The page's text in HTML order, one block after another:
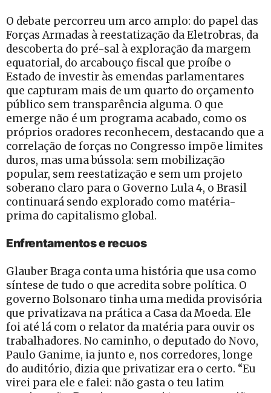
O debate percorreu um arco amplo: do papel das
Forças Armadas à reestatização da Eletrobras, da
descoberta do pré-sal à exploração da margem
equatorial, do arcabouço fiscal que proíbe o
Estado de investir às emendas parlamentares
que capturam mais de um quarto do orçamento
público sem transparência alguma. O que
emerge não é um programa acabado, como os
próprios oradores reconhecem, destacando que a
correlação de forças no Congresso impõe limites
duros, mas uma bússola: sem mobilização
popular, sem reestatização e sem um projeto
soberano claro para o Governo Lula 4, o Brasil
continuará sendo explorado como matéria-
prima do capitalismo global.
Enfrentamentos e recuos
Glauber Braga conta uma história que usa como
síntese de tudo o que acredita sobre política. O
governo Bolsonaro tinha uma medida provisória
que privatizava na prática a Casa da Moeda. Ele
foi até lá com o relator da matéria para ouvir os
trabalhadores. No caminho, o deputado do Novo,
Paulo Ganime, ia junto e, nos corredores, longe
do auditório, dizia que privatizar era o certo. “Eu
virei para ele e falei: não gasta o teu latim